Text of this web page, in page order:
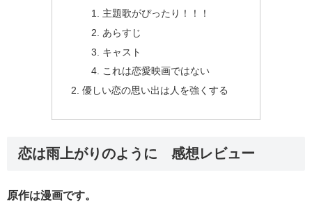
主題歌がぴったり！！！
あらすじ
キャスト
これは恋愛映画ではない
優しい恋の思い出は人を強くする
恋は雨上がりのように 感想レビュー
原作は漫画です。